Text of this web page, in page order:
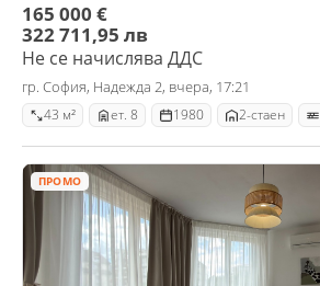
165 000 €
322 711,95 лв
Не се начислява ДДС
гр. София, Надежда 2, вчера, 17:21
43 м² ет. 8 1980 2-стаен
ПРОМО